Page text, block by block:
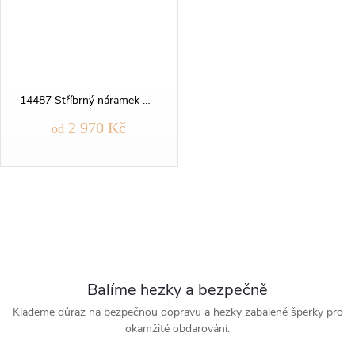
14487 Stříbrný náramek ANKER 3,5 mm
od 2 970 Kč
á
Balíme hezky a bezpečně
Klademe důraz na bezpečnou dopravu a hezky zabalené šperky pro
okamžité obdarování.